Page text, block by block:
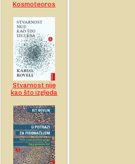
Kosmoteoros
Stvarnost nije
kao što izgleda